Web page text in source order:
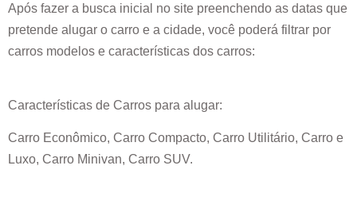
Após fazer a busca inicial no site preenchendo as datas que
pretende alugar o carro e a cidade, você poderá filtrar por
carros modelos e características dos carros:
Características de Carros para alugar:
Carro Econômico, Carro Compacto, Carro Utilitário, Carro e
Luxo, Carro Minivan, Carro SUV.